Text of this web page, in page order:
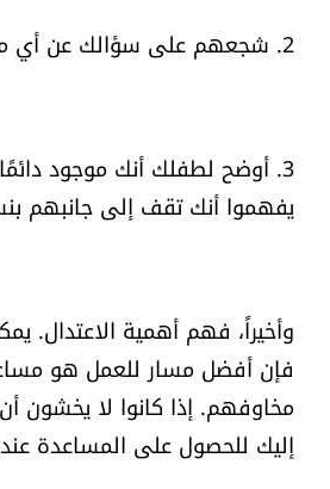
2. شجعهم على سؤالك عن أي محتوى أو إعلانات تبدو مشبوهة أو غير متأكدين منها
3. أوضح لطفلك أنك موجود
يفهموا أنك تقف إلى جانبهم بنسبة 100%
وأخيراً، فهم أهمية الاعتدال.
فإن أفضل مسار للعمل هو
مخاوفهم. إذا كانوا لا يخشون
إليك للحصول على المساعدة